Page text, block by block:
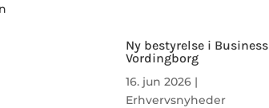
Ny bestyrelse i Business
Vordingborg
16. jun 2026|
Erhvervsnyheder